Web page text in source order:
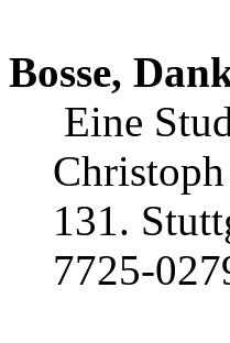
Bosse,
Eine
131.
7725-